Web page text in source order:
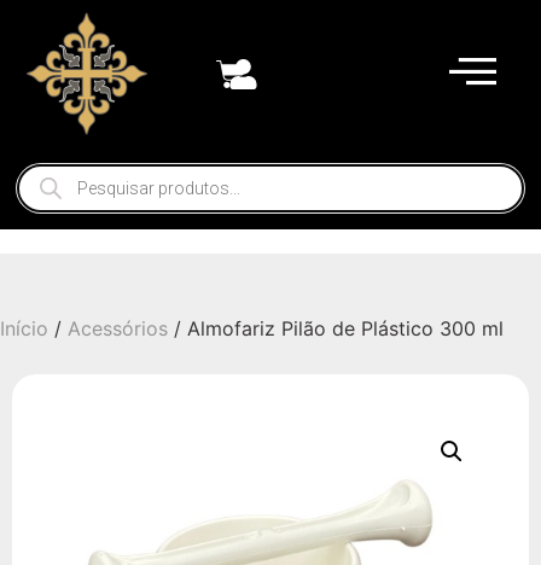
Início / Acessórios / Almofariz Pilão de Plástico 300 ml